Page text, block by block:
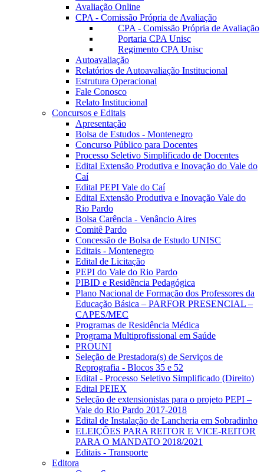
Avaliação Online
CPA - Comissão Própria de Avaliação
CPA - Comissão Própria de Avaliação
Portaria CPA Unisc
Regimento CPA Unisc
Autoavaliação
Relatórios de Autoavaliação Institucional
Estrutura Operacional
Fale Conosco
Relato Institucional
Concursos e Editais
Apresentação
Bolsa de Estudos - Montenegro
Concurso Público para Docentes
Processo Seletivo Simplificado de Docentes
Edital Extensão Produtiva e Inovação do Vale do
Caí
Edital PEPI Vale do Caí
Edital Extensão Produtiva e Inovação Vale do
Rio Pardo
Bolsa Carência - Venâncio Aires
Comitê Pardo
Concessão de Bolsa de Estudo UNISC
Editais - Montenegro
Edital de Licitação
PEPI do Vale do Rio Pardo
PIBID e Residência Pedagógica
Plano Nacional de Formação dos Professores da
Educação Básica – PARFOR PRESENCIAL –
CAPES/MEC
Programas de Residência Médica
Programa Multiprofissional em Saúde
PROUNI
Seleção de Prestadora(s) de Serviços de
Reprografia - Blocos 35 e 52
Edital - Processo Seletivo Simplificado (Direito)
Edital PEIEX
Seleção de extensionistas para o projeto PEPI –
Vale do Rio Pardo 2017-2018
Edital de Instalação de Lancheria em Sobradinho
ELEIÇÕES PARA REITOR E VICE-REITOR
PARA O MANDATO 2018/2021
Editais - Transporte
Editora